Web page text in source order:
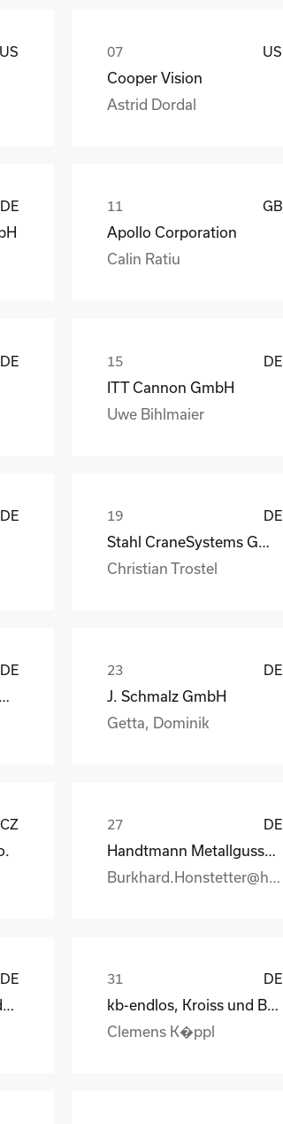
US US
Cooper Vision
Astrid Dordal
DE GB
Apollo Corporation
Calin Ratiu
DE DE
ITT Cannon GmbH
Uwe Bihlmaier
DE DE
Christian Trostel
DE DE
J. Schmalz GmbH
Getta, Dominik
CZ DE
DE
ElectronicPartner Handel SE
DE
kb-endlos, Kroiss und Bichler
Clemens K�ppl